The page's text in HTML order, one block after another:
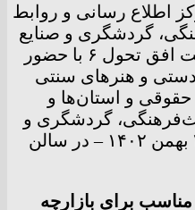
اطلاع رسانی و روابط
گردشگری و صنایع
دستی ، دومین روز از نشست افق تحول ۶ با حضور
و هنرهای سنتی
و استان‌ها و
گردشگری و
صنایع‌دستی روز یکشنبه – ۲ بهمن ۱۴۰۲ – در سالن
برای بازارچه